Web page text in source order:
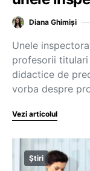
Diana Ghimiși
Unele
profesorii
didactice de
vorba despre
Vezi articolul
Știri